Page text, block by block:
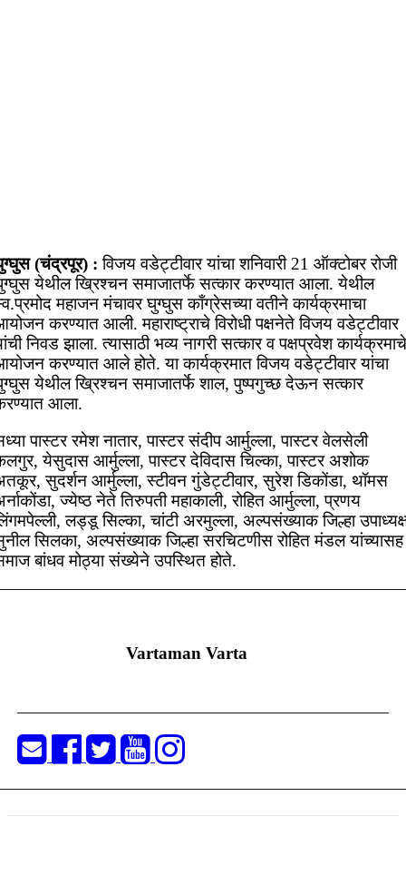
(चंद्रपूर) : विजय वडेट्टीवार यांचा शनिवारी 21 ऑक्टोबर रोजी
येथील ख्रिश्चन समाजातर्फे सत्कार करण्यात आला. येथील
महाजन मंचावर घुग्घुस काँग्रेसच्या वतीने कार्यक्रमाचा
करण्यात आली. महाराष्ट्राचे विरोधी पक्षनेते विजय वडेट्टीवार
निवड झाला. त्यासाठी भव्य नागरी सत्कार व पक्षप्रवेश कार्यक्रमाचे
करण्यात आले होते. या कार्यक्रमात विजय वडेट्टीवार यांचा
येथील ख्रिश्चन समाजातर्फे शाल, पुष्पगुच्छ देऊन सत्कार
आला.
पास्टर रमेश नातार, पास्टर संदीप आर्मुल्ला, पास्टर वेलसेली
येसुदास आर्मुल्ला, पास्टर देविदास चिल्का, पास्टर अशोक
सुदर्शन आर्मुल्ला, स्टीवन गुंडेट्टीवार, सुरेश डिकोंडा, थॉमस
ज्येष्ठ नेते तिरुपती महाकाली, रोहित आर्मुल्ला, प्रणय
लड्डू सिल्का, चांटी अरमुल्ला, अल्पसंख्याक जिल्हा
सिलका, अल्पसंख्याक जिल्हा सरचिटणीस रोहित मंडल यांच्यासह
बांधव मोठ्या संख्येने उपस्थित होते.
Vartaman Varta